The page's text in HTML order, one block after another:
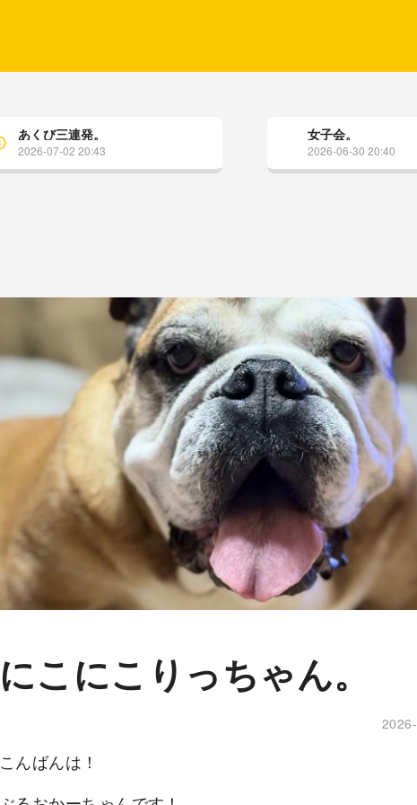
あくび三連発。
2026-07-02 20:43
女子会。
2026-06-30 20:40
にこにこりっちゃん。
こんばんは！